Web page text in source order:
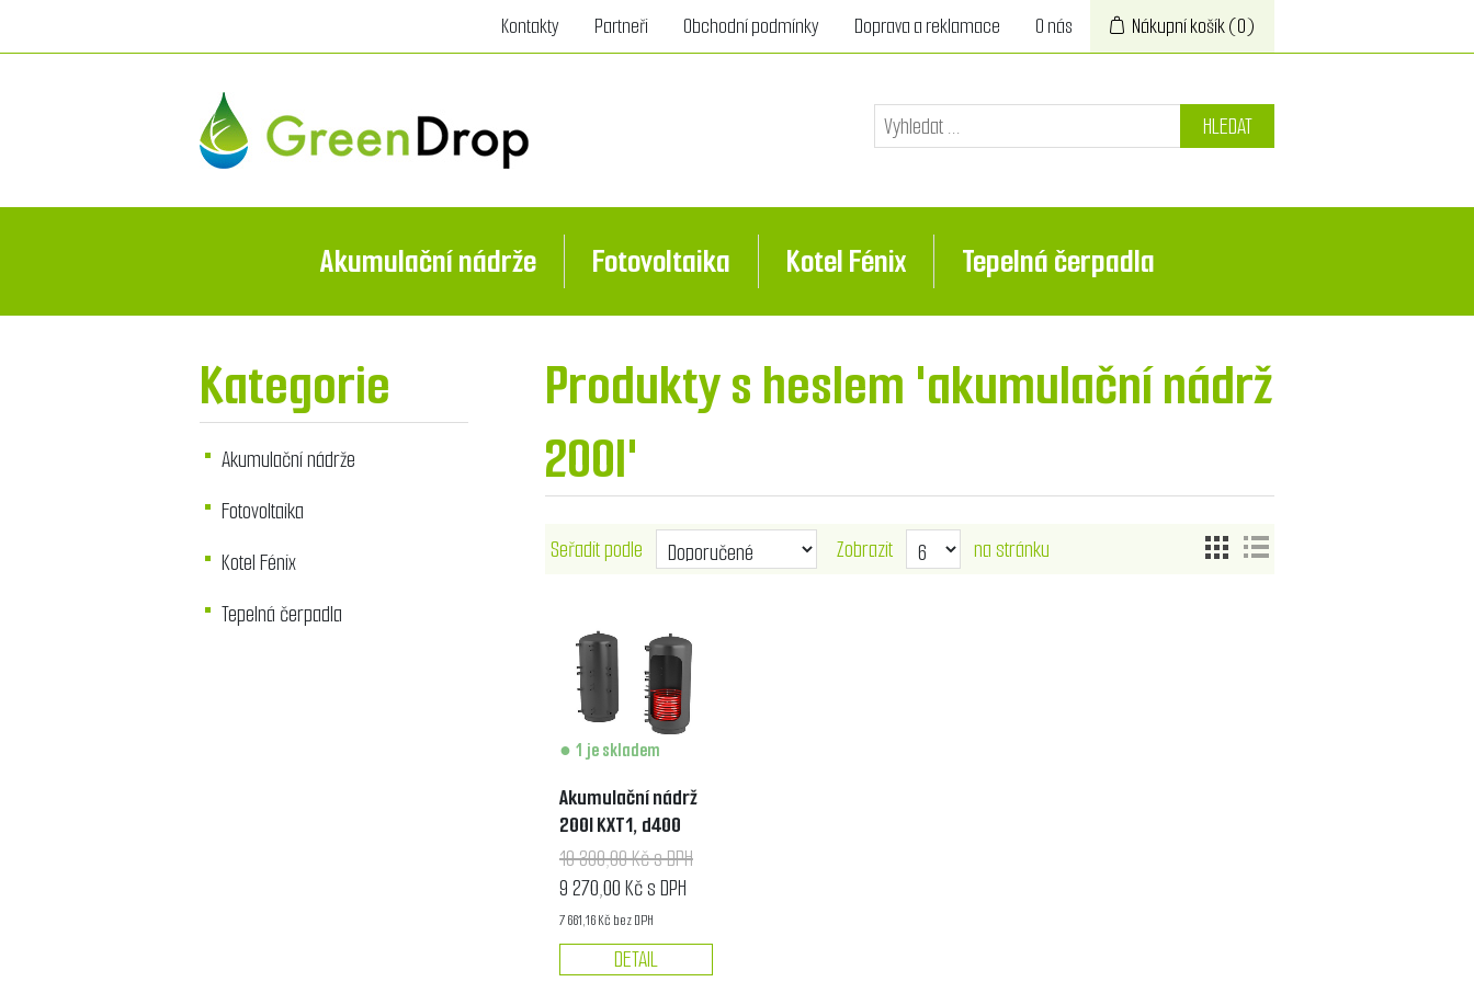
Kontakty Partneři Obchodní podmínky Doprava a reklamace O nás Nákupní košík(0)
HLEDAT
Akumulační nádrže Fotovoltaika Kotel Fénix Tepelná čerpadla
Kategorie
Akumulační nádrže
Fotovoltaika
Kotel Fénix
Tepelná čerpadla
Produkty s heslem 'akumulační nádrž
200l'
Seřadit podle Zobrazit na stránku
1 je skladem
Akumulační nádrž
200l KXT1, d400
10 300,00 Kč s DPH
9 270,00 Kč s DPH
7 661,16 Kč bez DPH
DETAIL